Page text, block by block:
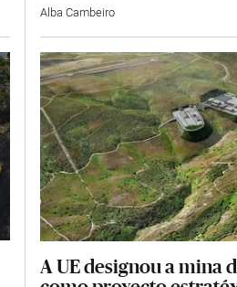
Alba Cambeiro
A UE designou a mina